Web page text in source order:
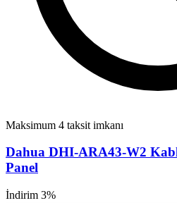
Maksimum 4 taksit imkanı
Dahua DHI-ARA43-W2
Panel
İndirim 3%